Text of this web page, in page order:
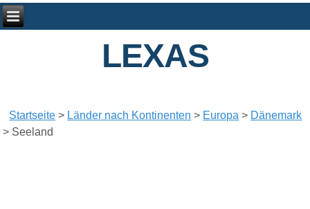
LEXAS
Startseite > Länder nach Kontinenten > Europa > Dänemark
> Seeland